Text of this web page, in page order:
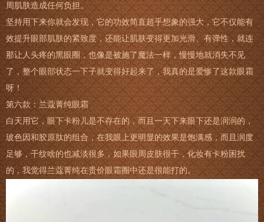
周肌肤造成任何负担。
坚持用下来你就会发现，它的功效简直超乎想象的强大，它不仅能有
效提升眼部肌肤的紧致度，还能让肌肤变得更加光滑、有弹性，就连
那让人头疼的黑眼圈，也像是被施了魔法一样，慢慢地就消失不见
了，整个眼部状态一下子就变得好起来了，我真的是爱惨了这款眼霜
呀！
第六款：兰蔻菁纯眼霜
白天用它，眼下卡粉儿是不存在的，而且一天下来眼下还是润润的，
玻色因和胶原肽的组合，在我眼上更明显的效果是饱满感，而且润度
足够，干纹啥的也减淡很多，如果眼周皮肤很干，化妆有卡粉困扰
的，我觉得兰蔻菁纯在贵价眼霜圈中还是很能打的。